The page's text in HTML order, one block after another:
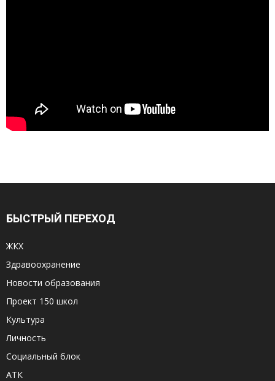
БЫСТРЫЙ ПЕРЕХОД
ЖКХ
Здравоохранение
Новости образования
Проект 150 школ
Культура
Личность
Социальный блок
АТК